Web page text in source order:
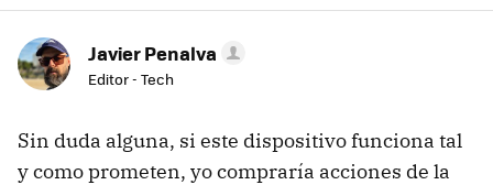
Javier Penalva
Editor - Tech
Sin duda alguna, si este dispositivo funciona tal
y como prometen, yo compraría acciones de la